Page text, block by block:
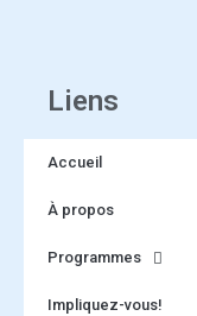
Liens
Accueil
À propos
Programmes
Impliquez-vous!